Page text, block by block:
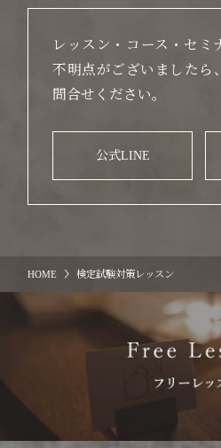
レッスン・コース・セミ
不明点がございましたら
問合せください。
公式LINE
HOME 検定試験対策レッスン